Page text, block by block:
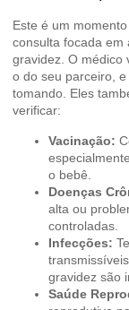
Este é um
consulta focada em
gravidez. O médico
o do seu parceiro,
tomando. Eles
verificar:
Vacinação:
o bebê.
Doenças
alta ou
controladas.
Infecções:
gravidez são
Saúde